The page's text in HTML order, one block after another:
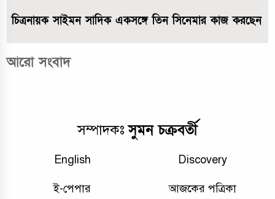
চিত্রনায়ক সাইমন সাদিক একসঙ্গে তিন সিনেমার কাজ করছেন
আরো সংবাদ
সম্পাদকঃসুমন চক্রবর্তী
English Discovery
ই-পেপার আজকের পত্রিকা